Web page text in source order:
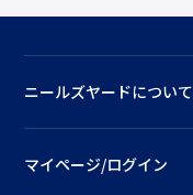
ニールズヤードについて
マイページ/ログイン